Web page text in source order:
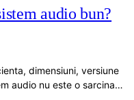
audio bun?
dimensiuni, versiune
audio nu este o sarcina…